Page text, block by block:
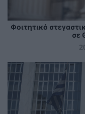
Φοιτητικό
σε